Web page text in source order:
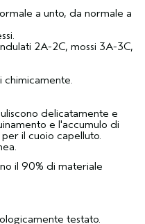
a unto, da normale a
2A-2C, mossi 3A-3C,
chimicamente.
delicatamente e
e l'accumulo di
il cuoio capelluto.
il 90% di materiale
testato.